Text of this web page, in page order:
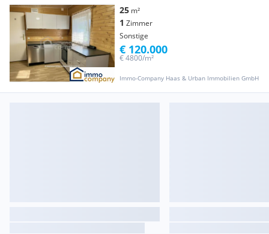
25 m²
1 Zimmer
Sonstige
Immo-Company Haas & Urban Immobilien GmbH
€ 4800/m²
€ 120.000